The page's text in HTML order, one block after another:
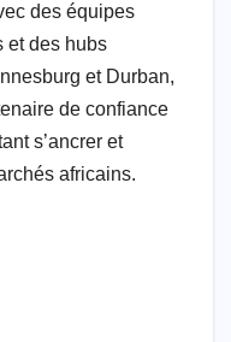
des équipes
et des hubs
et Durban,
de confiance
s’ancrer et
africains.